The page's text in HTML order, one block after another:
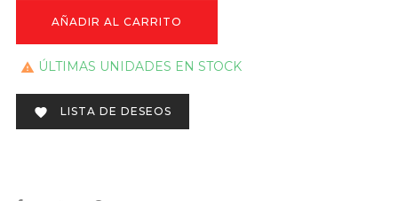
AÑADIR AL CARRITO
 ÚLTIMAS UNIDADES EN STOCK
 LISTA DE DESEOS